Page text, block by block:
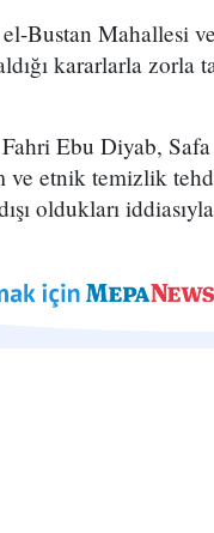
Bustan Mahallesi
kararlarla zorla
Ebu Diyab,
ve etnik temizlik
oldukları